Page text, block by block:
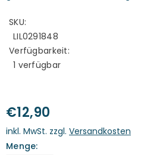
SKU:
LIL0291848
Verfügbarkeit:
1 verfügbar
€12,90
inkl. MwSt. zzgl. Versandkosten
Menge: